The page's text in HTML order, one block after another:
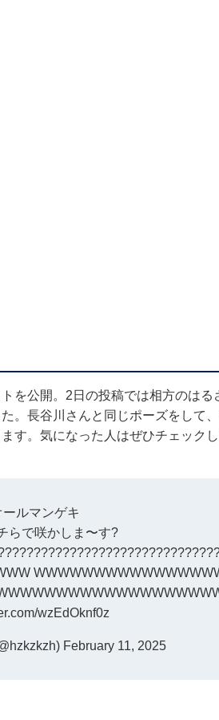
を公開。2日の投稿では相方のはる
。長谷川さんと同じポーズをして
す。気になった人はぜひチェック
ールマンゲキ
らで咲かしま〜す?
wzEdOknf0z
February 11, 2025